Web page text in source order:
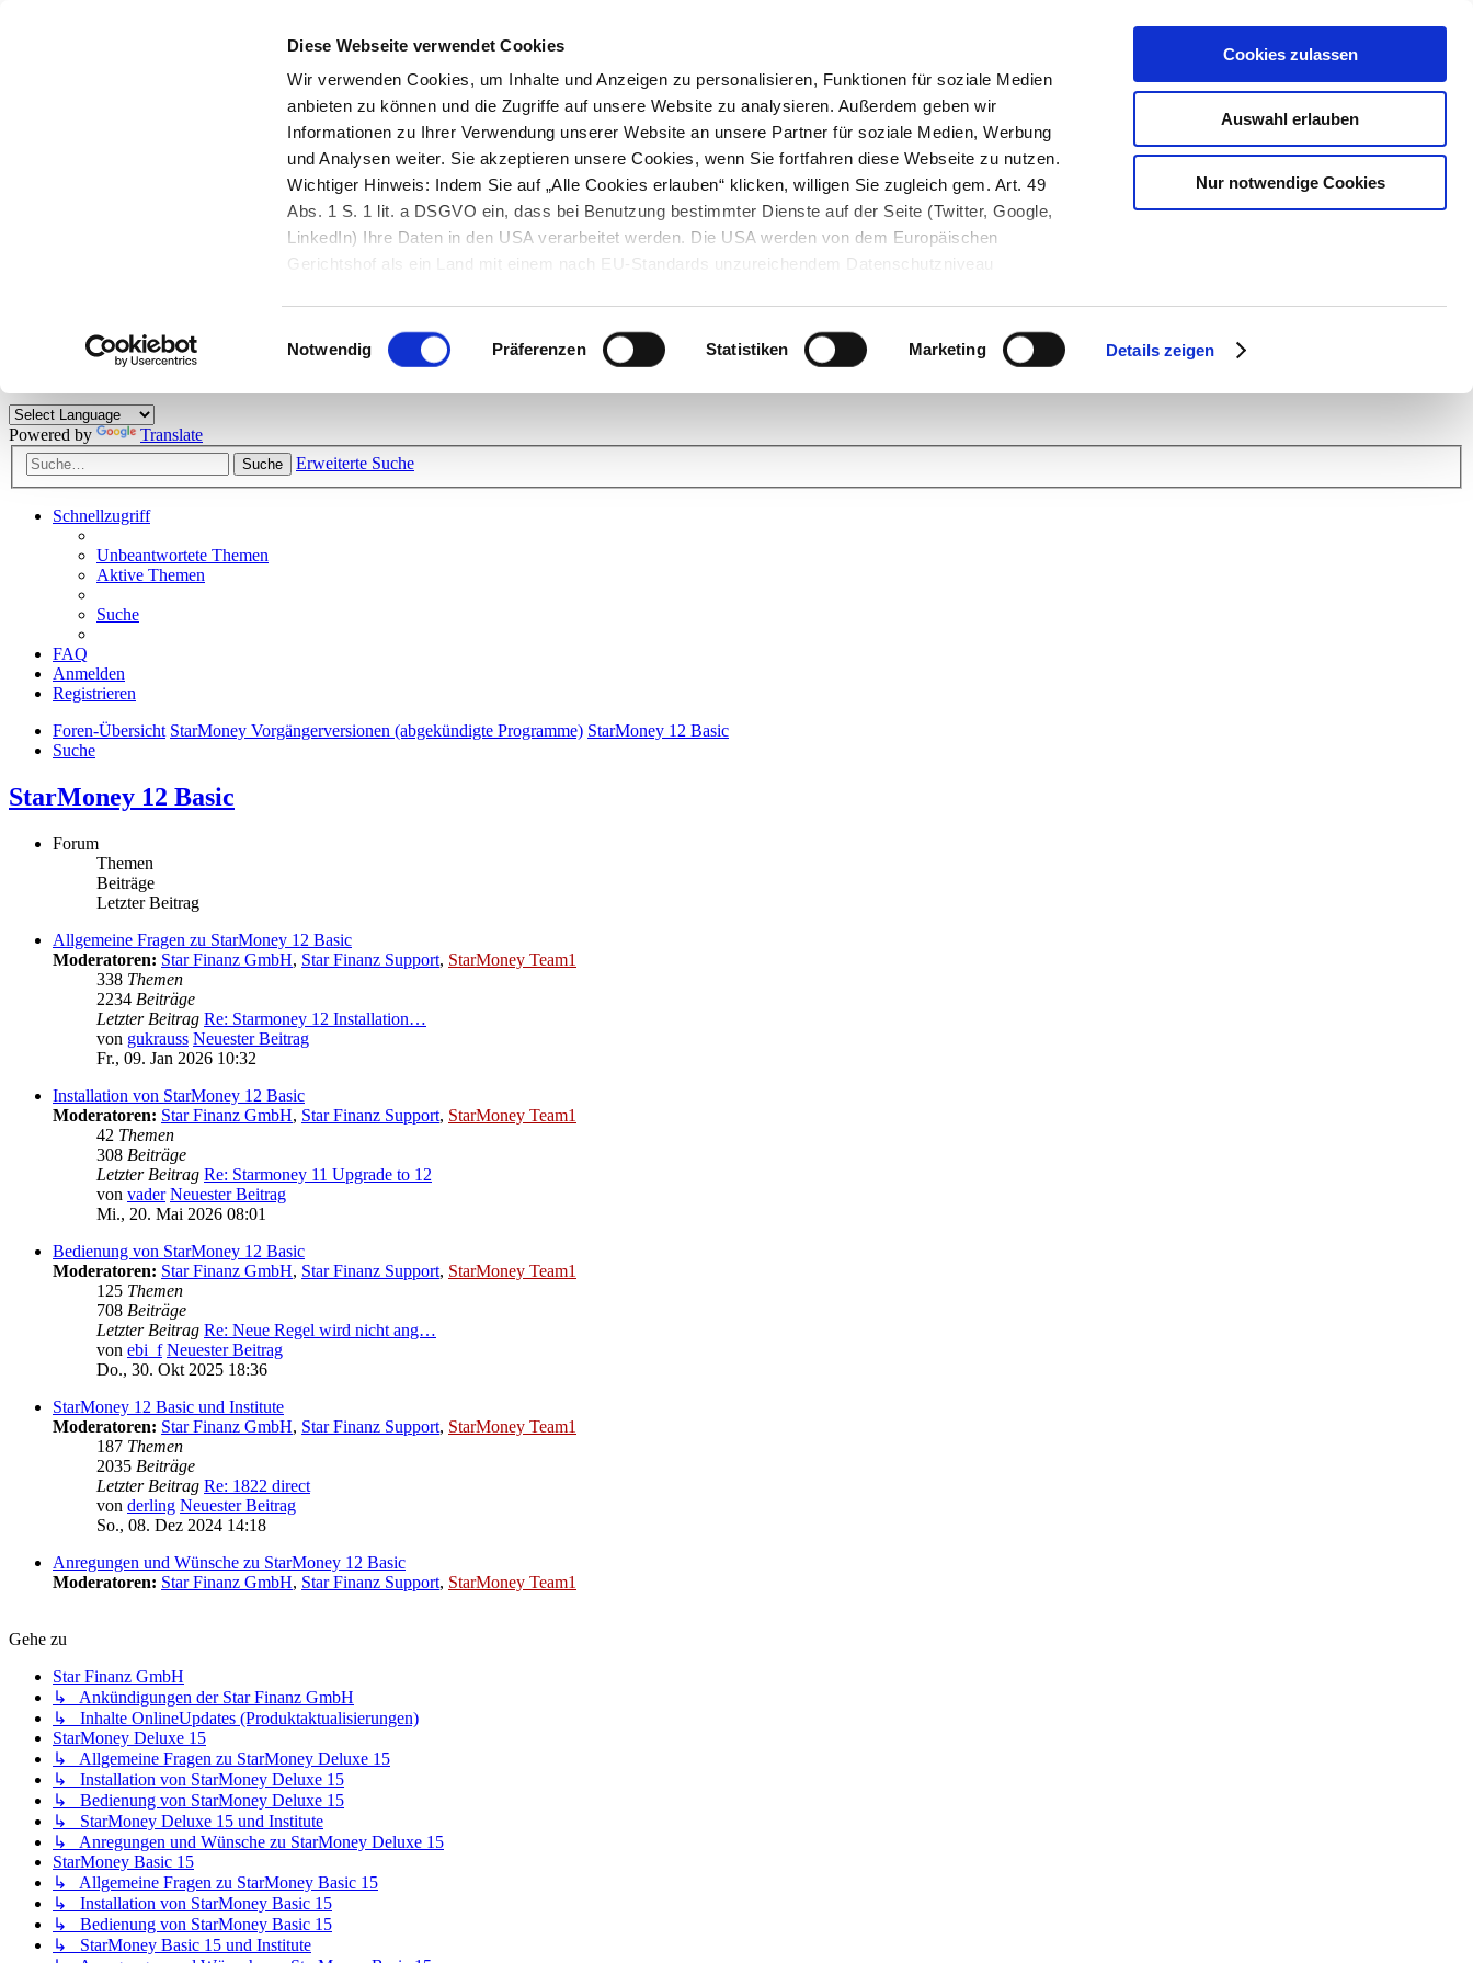
Diese Webseite verwendet Cookies
Wir verwenden Cookies, um Inhalte und Anzeigen zu personalisieren, Funktionen für soziale Medien
anbieten zu können und die Zugriffe auf unsere Website zu analysieren. Außerdem geben wir
Informationen zu Ihrer Verwendung unserer Website an unsere Partner für soziale Medien, Werbung
und Analysen weiter. Sie akzeptieren unsere Cookies, wenn Sie fortfahren diese Webseite zu nutzen.
Wichtiger Hinweis: Indem Sie auf „Alle Cookies erlauben“ klicken, willigen Sie zugleich gem. Art. 49
Abs. 1 S. 1 lit. a DSGVO ein, dass bei Benutzung bestimmter Dienste auf der Seite (Twitter, Google,
LinkedIn) Ihre Daten in den USA verarbeitet werden. Die USA werden von dem Europäischen
Gerichtshof als ein Land mit einem nach EU-Standards unzureichendem Datenschutzniveau
Einwilligungsauswahl
Notwendig Präferenzen Statistiken Marketing Details zeigen
Cookies zulassen
Auswahl erlauben
Nur notwendige Cookies
Herzlich willkommen!
Kunden viele nützliche Hilfestellungen und interessante Tipps und Tricks. Stellen Sie Ihre Fragen und helfen Sie mit Ihrem Wissen anderen weiter.
Powered by Translate
Suche Erweiterte Suche
Schnellzugriff
Unbeantwortete Themen
Aktive Themen
Suche
FAQ
Anmelden
Registrieren
Foren-Übersicht StarMoney Vorgängerversionen (abgekündigte Programme) StarMoney 12 Basic
Suche
StarMoney 12 Basic
Forum
Themen
Beiträge
Letzter Beitrag
Allgemeine Fragen zu StarMoney 12 Basic
Moderatoren: Star Finanz GmbH, Star Finanz Support, StarMoney Team1
338 Themen
2234 Beiträge
Letzter Beitrag Re: Starmoney 12 Installation…
von gukrauss Neuester Beitrag
Fr., 09. Jan 2026 10:32
Installation von StarMoney 12 Basic
Moderatoren: Star Finanz GmbH, Star Finanz Support, StarMoney Team1
42 Themen
308 Beiträge
Letzter Beitrag Re: Starmoney 11 Upgrade to 12
von vader Neuester Beitrag
Mi., 20. Mai 2026 08:01
Bedienung von StarMoney 12 Basic
Moderatoren: Star Finanz GmbH, Star Finanz Support, StarMoney Team1
125 Themen
708 Beiträge
Letzter Beitrag Re: Neue Regel wird nicht ang…
von ebi_f Neuester Beitrag
Do., 30. Okt 2025 18:36
StarMoney 12 Basic und Institute
Moderatoren: Star Finanz GmbH, Star Finanz Support, StarMoney Team1
187 Themen
2035 Beiträge
Letzter Beitrag Re: 1822 direct
von derling Neuester Beitrag
So., 08. Dez 2024 14:18
Anregungen und Wünsche zu StarMoney 12 Basic
Moderatoren: Star Finanz GmbH, Star Finanz Support, StarMoney Team1
Gehe zu
Star Finanz GmbH
↳ Ankündigungen der Star Finanz GmbH
↳ Inhalte OnlineUpdates (Produktaktualisierungen)
StarMoney Deluxe 15
↳ Allgemeine Fragen zu StarMoney Deluxe 15
↳ Installation von StarMoney Deluxe 15
↳ Bedienung von StarMoney Deluxe 15
↳ StarMoney Deluxe 15 und Institute
↳ Anregungen und Wünsche zu StarMoney Deluxe 15
StarMoney Basic 15
↳ Allgemeine Fragen zu StarMoney Basic 15
↳ Installation von StarMoney Basic 15
↳ Bedienung von StarMoney Basic 15
↳ StarMoney Basic 15 und Institute